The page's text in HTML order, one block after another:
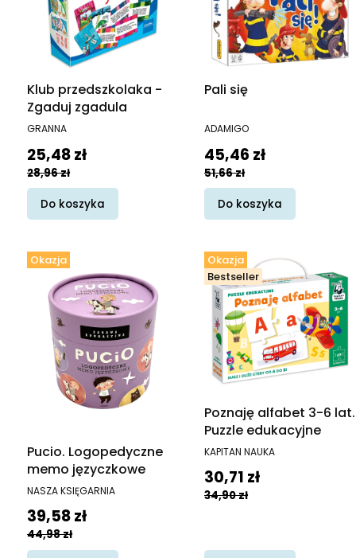
Klub przedszkolaka -
Zgaduj zgadula
PRODUCENT
GRANNA
Cena promocyjna
25,48 zł
28,96 zł
Do koszyka
Pali się
PRODUCENT
ADAMIGO
Cena promocyjna
45,46 zł
51,66 zł
Do koszyka
Okazja
Pucio. Logopedyczne
memo języczkowe
PRODUCENT
NASZA KSIĘGARNIA
Cena promocyjna
39,58 zł
44,98 zł
Okazja
Bestseller
Poznaję alfabet 3-6 lat.
Puzzle edukacyjne
PRODUCENT
KAPITAN NAUKA
Cena promocyjna
30,71 zł
34,90 zł